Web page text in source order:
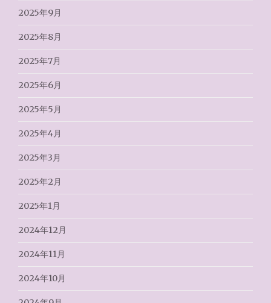
2025年9月
2025年8月
2025年7月
2025年6月
2025年5月
2025年4月
2025年3月
2025年2月
2025年1月
2024年12月
2024年11月
2024年10月